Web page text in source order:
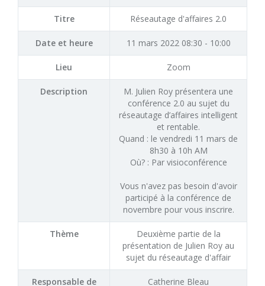
Titre Réseautage d'affaires 2.0
Date et heure 11 mars 2022 08:30 - 10:00
Lieu Zoom
Description
M. Julien Roy présentera une
conférence 2.0 au sujet du
réseautage d’affaires intelligent
et rentable.
Quand : le vendredi 11 mars de
8h30 à 10h AM
Où? : Par visioconférence
Vous n'avez pas besoin d'avoir
participé à la conférence de
novembre pour vous inscrire.
Thème
Deuxième partie de la
présentation de Julien Roy au
sujet du réseautage d'affair
Responsable de
Catherine Bleau